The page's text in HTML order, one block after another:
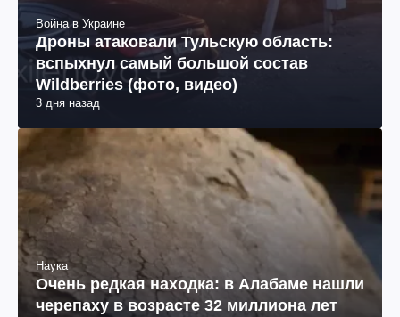
Война в Украине
Дроны атаковали Тульскую область:
вспыхнул самый большой состав
Wildberries (фото, видео)
3 дня назад
Наука
Очень редкая находка: в Алабаме нашли
черепаху в возрасте 32 миллиона лет